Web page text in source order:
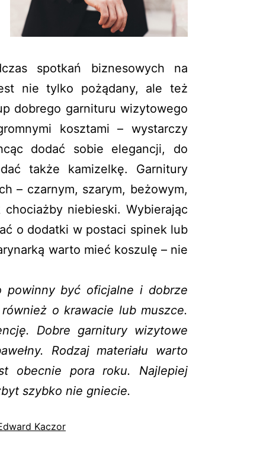
spotkań biznesowych na
nie tylko pożądany, ale też
dobrego garnituru wizytowego
kosztami – wystarczy
dodać sobie elegancji, do
także kamizelkę. Garnitury
– czarnym, szarym, beżowym,
niebieski. Wybierając
o dodatki w postaci spinek lub
warto mieć koszulę – nie
powinny być oficjalne i dobrze
o krawacie lub muszce.
Dobre garnitury wizytowe
Rodzaj materiału warto
obecnie pora roku. Najlepiej
szybko nie gniecie.
Kaczor